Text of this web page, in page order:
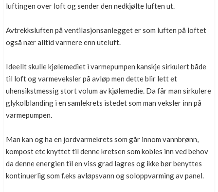
luftingen over loft og sender den nedkjølte luften ut.
Avtrekksluften på ventilasjonsanlegget er som luften på loftet
også nær alltid varmere enn uteluft.
Ideellt skulle kjølemediet i varmepumpen kanskje sirkulert både
til loft og varmeveksler på avløp men dette blir lett et
uhensikstmessig stort volum av kjølemedie. Da får man sirkulere
glykolblanding i en samlekrets istedet som man veksler inn på
varmepumpen.
Man kan og ha en jordvarmekrets som går innom vannbrønn,
kompost etc knyttet til denne kretsen som kobles inn ved behov
da denne energien til en viss grad lagres og ikke bør benyttes
kontinuerlig som f.eks avløpsvann og soloppvarming av panel.